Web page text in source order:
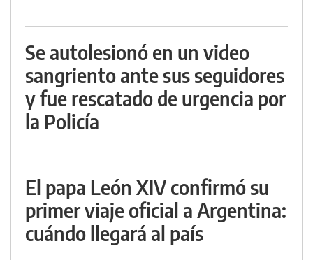
Se autolesionó en un video
sangriento ante sus seguidores
y fue rescatado de urgencia por
la Policía
El papa León XIV confirmó su
primer viaje oficial a Argentina:
cuándo llegará al país